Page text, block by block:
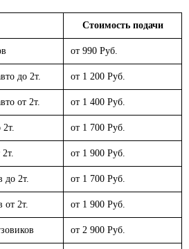
Стоимость подачи
от 990 Руб.
до 2т. от 1 200 Руб.
от 2т. от 1 400 Руб.
от 1 700 Руб.
от 1 900 Руб.
до 2т. от 1 700 Руб.
от 2т. от 1 900 Руб.
от 2 900 Руб.